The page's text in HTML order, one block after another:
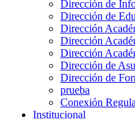
Dirección de
Dirección de
Dirección
Dirección
Dirección
Dirección de
Dirección de
prueba
Conexión
Institucional